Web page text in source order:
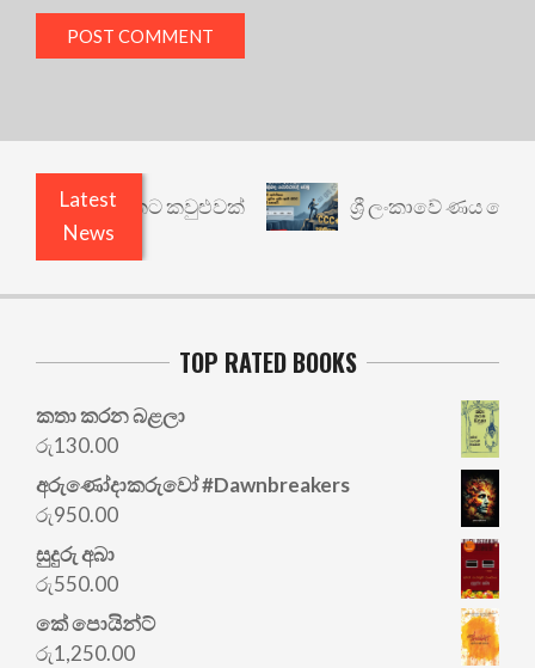
Latest
News
යථාර්ථයකට කවුළුවක් ශ්‍රී ලංකාවේ ණය
TOP RATED BOOKS
කතා කරන බළලා
රු130.00
අරු‍ණෝදාකරුවෝ #Dawnbreakers
රු950.00
සුදුරු අබා
රු550.00
කේ පොයින්ට්
රු1,250.00